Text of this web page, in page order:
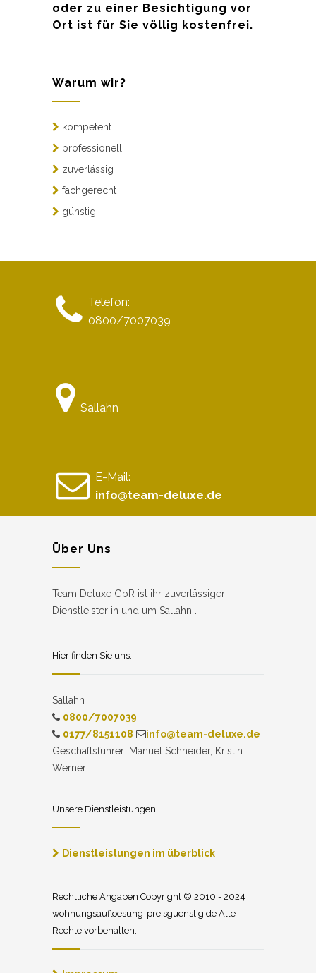
oder zu einer Besichtigung vor
Ort ist für Sie völlig kostenfrei.
Warum wir?
kompetent
professionell
zuverlässig
fachgerecht
günstig
Telefon:
0800/7007039
Sallahn
E-Mail:
info@team-deluxe.de
Über Uns
Team Deluxe GbR ist ihr zuverlässiger
Dienstleister in und um Sallahn .
Hier finden Sie uns:
Sallahn
0800/7007039
0177/8151108
info@team-deluxe.de
Geschäftsführer: Manuel Schneider, Kristin
Werner
Unsere Dienstleistungen
Dienstleistungen im überblick
Rechtliche Angaben Copyright © 2010 - 2024
wohnungsaufloesung-preisguenstig.de Alle
Rechte vorbehalten.